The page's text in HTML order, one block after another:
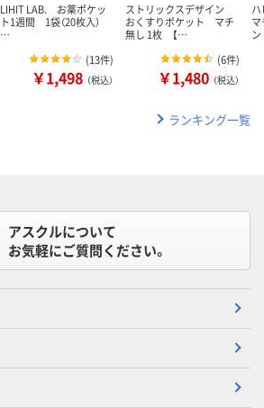
LIHIT LAB. お薬ポケッ
ト1週間 1袋（20枚入）
…
(13件)
￥1,498 （税込）
ストリックスデザイン
おくすりポケット マチ
無し 1枚 【…
(6件)
￥1,480 （税込）
ン
ランキング一覧
アスクルについて
お気軽にご質問ください。